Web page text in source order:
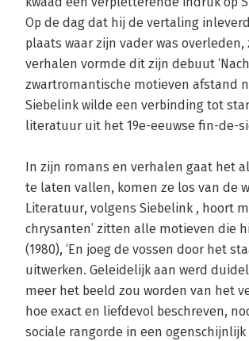
Op de dag dat hij de vertaling
plaats waar zijn vader was
verhalen vormde dit zijn debuut
zwartromantische motieven afstand
Siebelink wilde een verbinding tot
literatuur uit het 19e-eeuwse fin-de-
In zijn romans en verhalen gaat het
te laten vallen, komen ze los van de
Literatuur, volgens Siebelink , hoort
chrysanten’ zitten alle motieven die
(1980), ‘En joeg de vossen door het
uitwerken. Geleidelijk aan werd
meer het beeld zou worden van het
hoe exact en liefdevol beschreven,
sociale rangorde in een